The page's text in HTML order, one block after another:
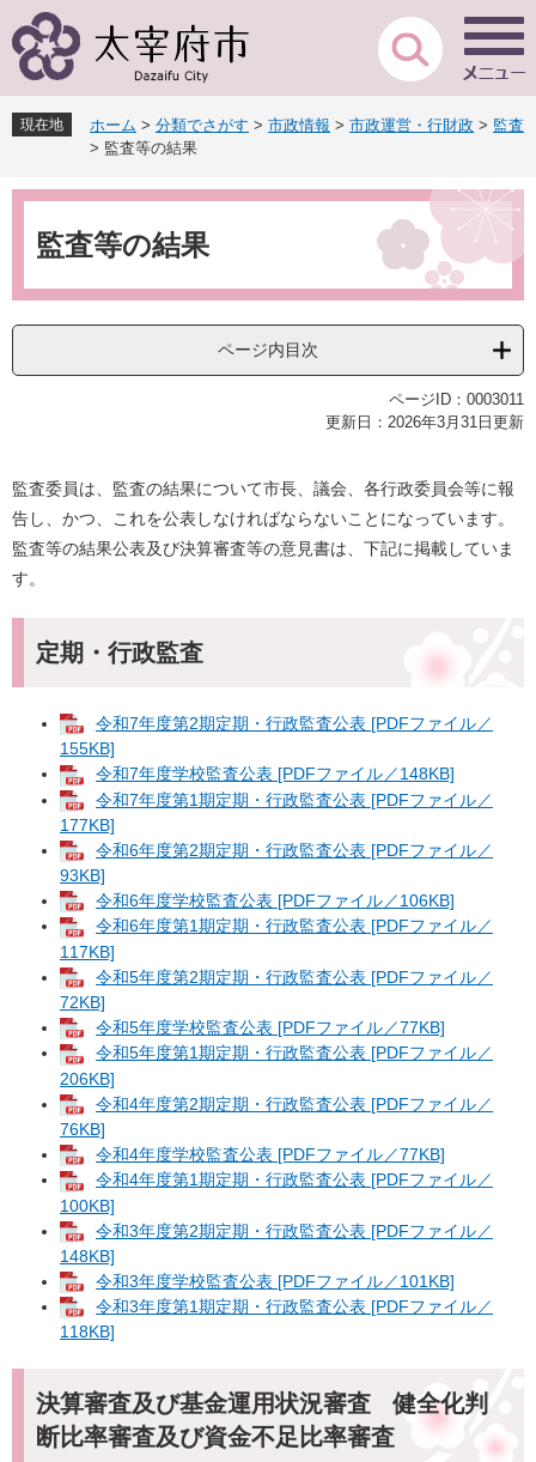
ー
先
頭
す
ニ
を
飛
し
現在地 ホーム > 分類でさがす > 市政情報 > 市政運営・行財政 > 監査
> 監査等の結果
本
監査等の結果
ページ内目次
ページID：0003011
更新日：2026年3月31日更新
監査委員は、監査の結果について市長、議会、各行政委員会等に報
告し、かつ、これを公表しなければならないことになっています。
監査等の結果公表及び決算審査等の意見書は、下記に掲載していま
す。
定期・行政監査
令和7年度第2期定期・行政監査公表 [PDFファイル／
155KB]
令和7年度学校監査公表 [PDFファイル／148KB]
令和7年度第1期定期・行政監査公表 [PDFファイル／
177KB]
令和6年度第2期定期・行政監査公表 [PDFファイル／
93KB]
令和6年度学校監査公表 [PDFファイル／106KB]
令和6年度第1期定期・行政監査公表 [PDFファイル／
117KB]
令和5年度第2期定期・行政監査公表 [PDFファイル／
72KB]
令和5年度学校監査公表 [PDFファイル／77KB]
令和5年度第1期定期・行政監査公表 [PDFファイル／
206KB]
令和4年度第2期定期・行政監査公表 [PDFファイル／
76KB]
令和4年度学校監査公表 [PDFファイル／77KB]
令和4年度第1期定期・行政監査公表 [PDFファイル／
100KB]
令和3年度第2期定期・行政監査公表 [PDFファイル／
148KB]
令和3年度学校監査公表 [PDFファイル／101KB]
令和3年度第1期定期・行政監査公表 [PDFファイル／
118KB]
決算審査及び基金運用状況審査 健全化判
断比率審査及び資金不足比率審査